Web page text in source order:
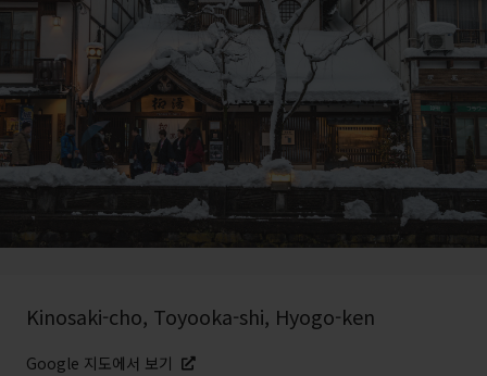
Kinosaki-cho, Toyooka-shi, Hyogo-ken
Google 지도에서 보기